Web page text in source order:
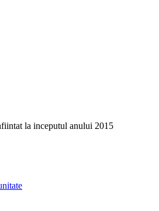
la inceputul anului 2015